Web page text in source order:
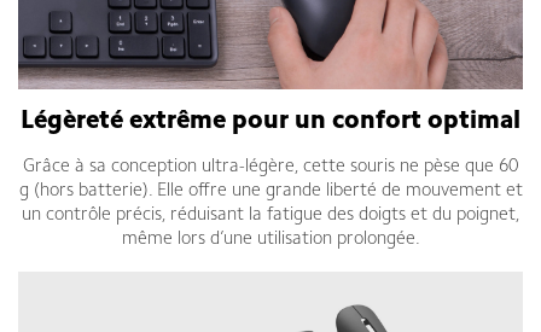
Légèreté extrême pour un confort optimal
Grâce à sa conception ultra-légère, cette souris ne pèse que 60
g (hors batterie). Elle offre une grande liberté de mouvement et
un contrôle précis, réduisant la fatigue des doigts et du poignet,
même lors d’une utilisation prolongée.